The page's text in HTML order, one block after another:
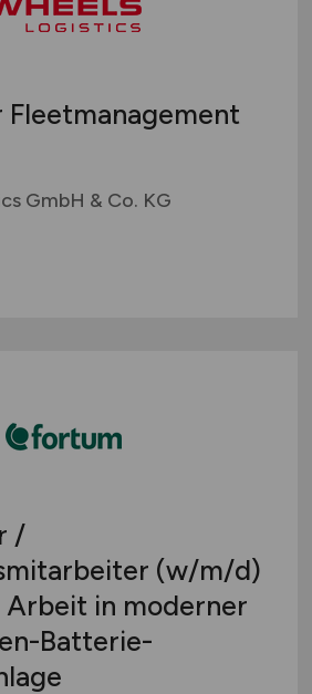
Fleetmanagement
GmbH & Co. KG
/
(w/m/d)
in moderner
Batterie-